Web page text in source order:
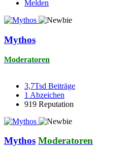
Melden
Mythos
Moderatoren
3,7Tsd Beiträge
1 Abzeichen
919 Reputation
Mythos Moderatoren